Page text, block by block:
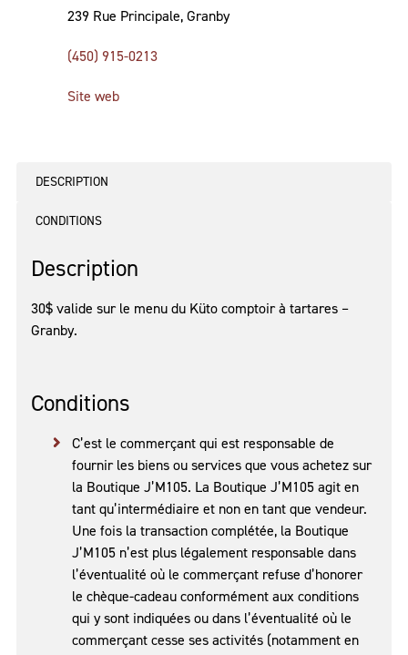
239 Rue Principale, Granby
(450) 915-0213
Site web
DESCRIPTION
CONDITIONS
Description
30$ valide sur le menu du Küto comptoir à tartares –
Granby.
Conditions
C’est le commerçant qui est responsable de
fournir les biens ou services que vous achetez sur
la Boutique J’M105. La Boutique J’M105 agit en
tant qu’intermédiaire et non en tant que vendeur.
Une fois la transaction complétée, la Boutique
J’M105 n’est plus légalement responsable dans
l’éventualité où le commerçant refuse d’honorer
le chèque-cadeau conformément aux conditions
qui y sont indiquées ou dans l’éventualité où le
commerçant cesse ses activités (notamment en